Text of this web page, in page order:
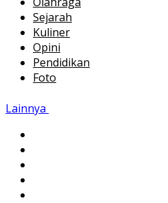
Sejarah
Kuliner
Opini
Pendidikan
Foto
Lainnya